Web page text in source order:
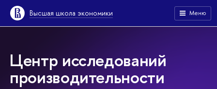
Высшая школа экономики Меню
Центр исследований
производительности